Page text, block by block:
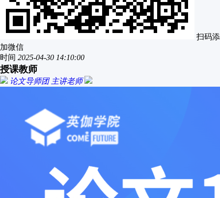
扫码添
加微信
时间 2025-04-30 14:10:00
授课教师
论文导师团 主讲老师